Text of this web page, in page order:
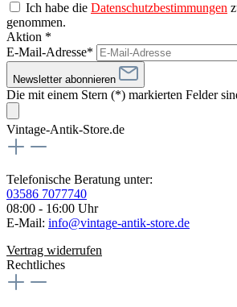
Ich habe die Datenschutzbestimmungen
genommen.
Aktion *
E-Mail-Adresse*
Newsletter abonnieren
Die mit einem Stern (*) markierten Felder
Vintage-Antik-Store.de
Telefonische Beratung unter:
03586 7077740
08:00 - 16:00 Uhr
E-Mail: info@vintage-antik-store.de
Vertrag widerrufen
Rechtliches